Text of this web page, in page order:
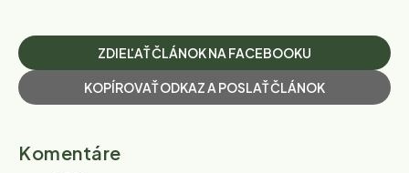
ZDIEĽAŤ ČLÁNOK NA FACEBOOKU
KOPÍROVAŤ ODKAZ A POSLAŤ ČLÁNOK
Komentáre